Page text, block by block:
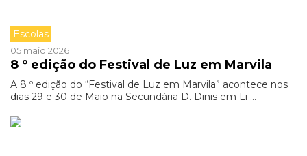
Escolas
05 maio 2026
8 º edição do Festival de Luz em Marvila
A 8 º edição do “Festival de Luz em Marvila” acontece nos
dias 29 e 30 de Maio na Secundária D. Dinis em Li ...